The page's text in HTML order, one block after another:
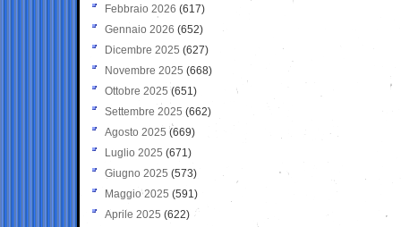
Febbraio 2026 (617)
Gennaio 2026 (652)
Dicembre 2025 (627)
Novembre 2025 (668)
Ottobre 2025 (651)
Settembre 2025 (662)
Agosto 2025 (669)
Luglio 2025 (671)
Giugno 2025 (573)
Maggio 2025 (591)
Aprile 2025 (622)